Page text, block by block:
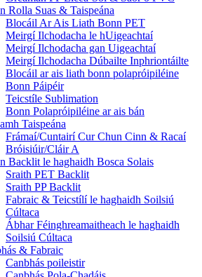
Rolla Suas & Taispeána
Blocáil Ar Ais Liath Bonn PET
Meirgí Ilchodacha le hUigeachtaí
Meirgí Ilchodacha gan Uigeachtaí
Meirgí Ilchodacha Dúbailte Inphriontáilte
Blocáil ar ais liath bonn polapróipiléine
Bonn Páipéir
Teicstíle Sublimation
Bonn Polapróipiléine ar ais bán
Taispeána
Frámaí/Cuntairí Cur Chun Cinn & Racaí
Bróisiúir/Cláir A
Backlit le haghaidh Bosca Solais
Sraith PET Backlit
Sraith PP Backlit
Fabraic & Teicstílí le haghaidh Soilsiú
Cúltaca
Ábhar Féinghreamaitheach le haghaidh
Soilsiú Cúltaca
& Fabraic
Canbhás poileistir